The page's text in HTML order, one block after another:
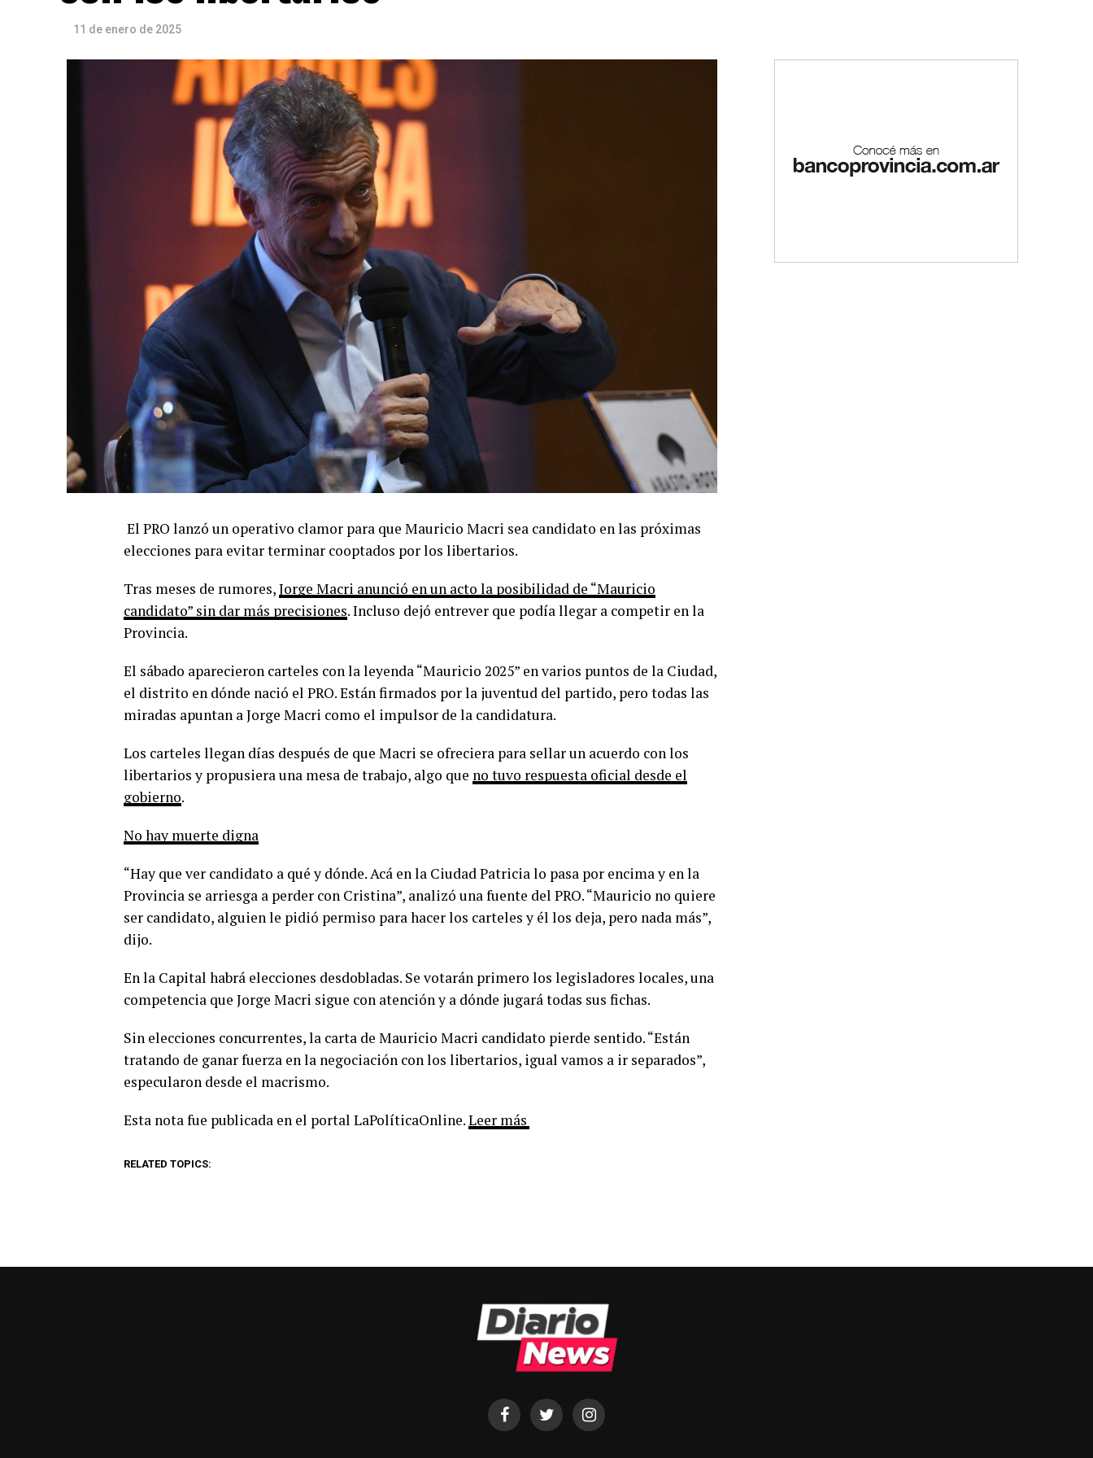
11 de enero de 2025
El PRO lanzó un operativo clamor para que Mauricio Macri sea candidato en las próximas
elecciones para evitar terminar cooptados por los libertarios.
Tras meses de rumores,Jorge Macri anunció en un acto la posibilidad de “Mauricio
candidato” sin dar más precisiones. Incluso dejó entrever que podía llegar a competir en la
Provincia.
El sábado aparecieron carteles con la leyenda “Mauricio 2025” en varios puntos de la Ciudad,
el distrito en dónde nació el PRO. Están firmados por la juventud del partido, pero todas las
miradas apuntan a Jorge Macri como el impulsor de la candidatura.
Los carteles llegan días después de que Macri se ofreciera para sellar un acuerdo con los
libertarios y propusiera una mesa de trabajo, algo que no tuvo respuesta oficial desde el
gobierno.
No hay muerte digna
“Hay que ver candidato a qué y dónde. Acá en la Ciudad Patricia lo pasa por encima y en la
Provincia se arriesga a perder con Cristina”, analizó una fuente del PRO. “Mauricio no quiere
ser candidato, alguien le pidió permiso para hacer los carteles y él los deja, pero nada más”,
dijo.
En la Capital habrá elecciones desdobladas. Se votarán primero los legisladores locales, una
competencia que Jorge Macri sigue con atención y a dónde jugará todas sus fichas.
Sin elecciones concurrentes, la carta de Mauricio Macri candidato pierde sentido. “Están
tratando de ganar fuerza en la negociación con los libertarios, igual vamos a ir separados”,
especularon desde el macrismo.
Esta nota fue publicada en el portal LaPolíticaOnline.Leer más
RELATED TOPICS: